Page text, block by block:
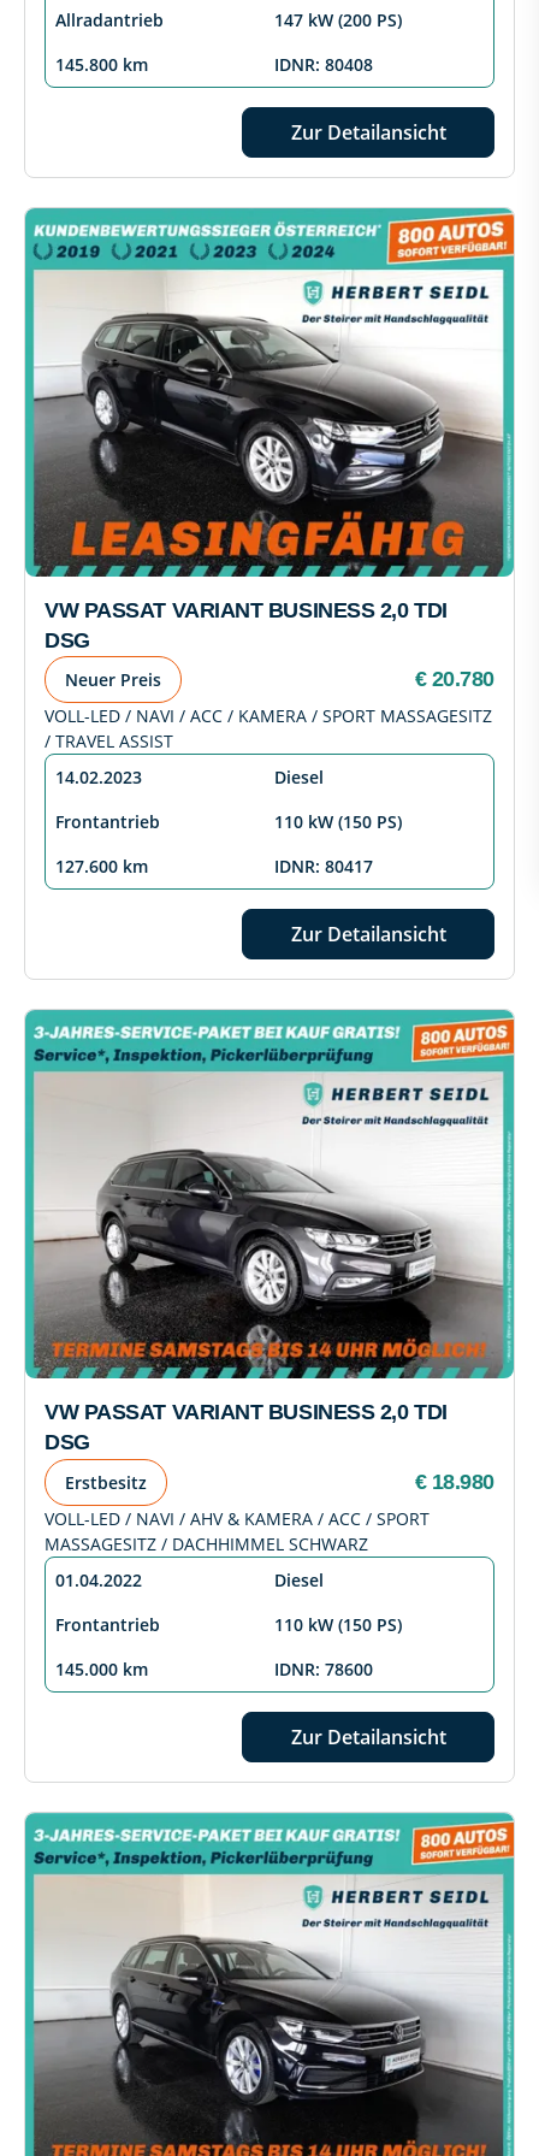
Allradantrieb
147 kW (200 PS)
145.800 km
IDNR: 80408
Zur Detailansicht
VW PASSAT VARIANT BUSINESS 2,0 TDI
DSG
Neuer Preis € 20.780
VOLL-LED / NAVI / ACC / KAMERA / SPORT MASSAGESITZ
/ TRAVEL ASSIST
14.02.2023
Diesel
Frontantrieb
110 kW (150 PS)
127.600 km
IDNR: 80417
Zur Detailansicht
VW PASSAT VARIANT BUSINESS 2,0 TDI
DSG
Erstbesitz € 18.980
VOLL-LED / NAVI / AHV & KAMERA / ACC / SPORT
MASSAGESITZ / DACHHIMMEL SCHWARZ
01.04.2022
Diesel
Frontantrieb
110 kW (150 PS)
145.000 km
IDNR: 78600
Zur Detailansicht